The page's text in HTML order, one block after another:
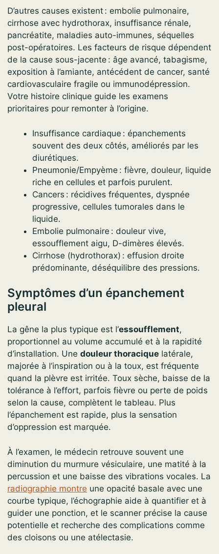
D’autres causes existent : embolie pulmonaire,
cirrhose avec hydrothorax, insuffisance rénale,
pancréatite, maladies auto-immunes, séquelles
post-opératoires. Les facteurs de risque dépendent
de la cause sous-jacente : âge avancé, tabagisme,
exposition à l’amiante, antécédent de cancer, santé
cardiovasculaire fragile ou immunodépression.
Votre histoire clinique guide les examens
prioritaires pour remonter à l’origine.
Insuffisance cardiaque : épanchements
souvent des deux côtés, améliorés par les
diurétiques.
Pneumonie/Empyème : fièvre, douleur, liquide
riche en cellules et parfois purulent.
Cancers : récidives fréquentes, dyspnée
progressive, cellules tumorales dans le
liquide.
Embolie pulmonaire : douleur vive,
essoufflement aigu, D-dimères élevés.
Cirrhose (hydrothorax) : effusion droite
prédominante, déséquilibre des pressions.
Symptômes d’un épanchement
pleural
La gêne la plus typique est l’essoufflement,
proportionnel au volume accumulé et à la rapidité
d’installation. Une douleur thoracique latérale,
majorée à l’inspiration ou à la toux, est fréquente
quand la plèvre est irritée. Toux sèche, baisse de la
tolérance à l’effort, parfois fièvre ou perte de poids
selon la cause, complètent le tableau. Plus
l’épanchement est rapide, plus la sensation
d’oppression est marquée.
À l’examen, le médecin retrouve souvent une
diminution du murmure vésiculaire, une matité à la
percussion et une baisse des vibrations vocales. La
radiographie montre une opacité basale avec une
courbe typique, l’échographie aide à quantifier et à
guider une ponction, et le scanner précise la cause
potentielle et recherche des complications comme
des cloisons ou une atélectasie.